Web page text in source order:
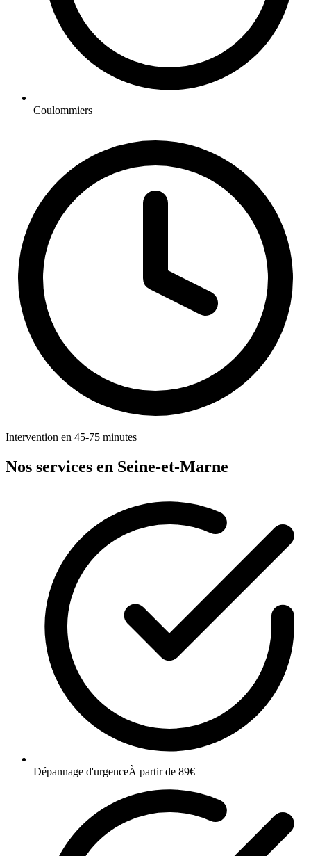
Coulommiers
Intervention en 45-75 minutes
Nos services en Seine-et-Marne
Dépannage d'urgenceÀ partir de 89€